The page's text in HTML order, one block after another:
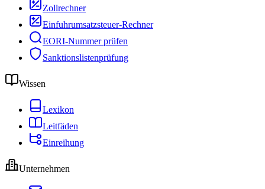
Zollrechner
Einfuhrumsatzsteuer-Rechner
EORI-Nummer prüfen
Sanktionslistenprüfung
Wissen
Lexikon
Leitfäden
Einreihung
Unternehmen